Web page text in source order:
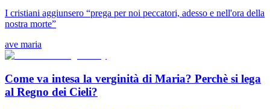
I cristiani aggiunsero “prega per noi peccatori, adesso e nell'ora della
nostra morte”
ave maria
Come va intesa la verginità di Maria? Perchè si lega
al Regno dei Cieli?